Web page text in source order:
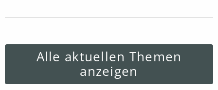
Alle aktuellen Themen
anzeigen